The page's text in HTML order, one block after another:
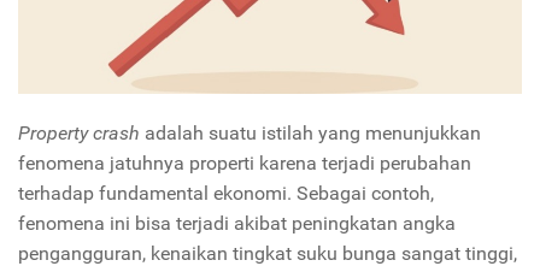
Property crash adalah suatu istilah yang menunjukkan
fenomena jatuhnya properti karena terjadi perubahan
terhadap fundamental ekonomi. Sebagai contoh,
fenomena ini bisa terjadi akibat peningkatan angka
pengangguran, kenaikan tingkat suku bunga sangat tinggi,